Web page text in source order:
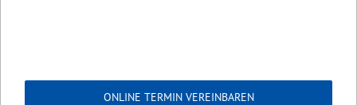
ONLINE TERMIN VEREINBAREN